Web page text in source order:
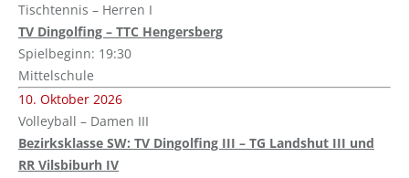
Tischtennis – Herren I
TV Dingolfing – TTC Hengersberg
Spielbeginn: 19:30
Mittelschule
10. Oktober 2026
Volleyball – Damen III
Bezirksklasse SW: TV Dingolfing III – TG Landshut III und
RR Vilsbiburh IV